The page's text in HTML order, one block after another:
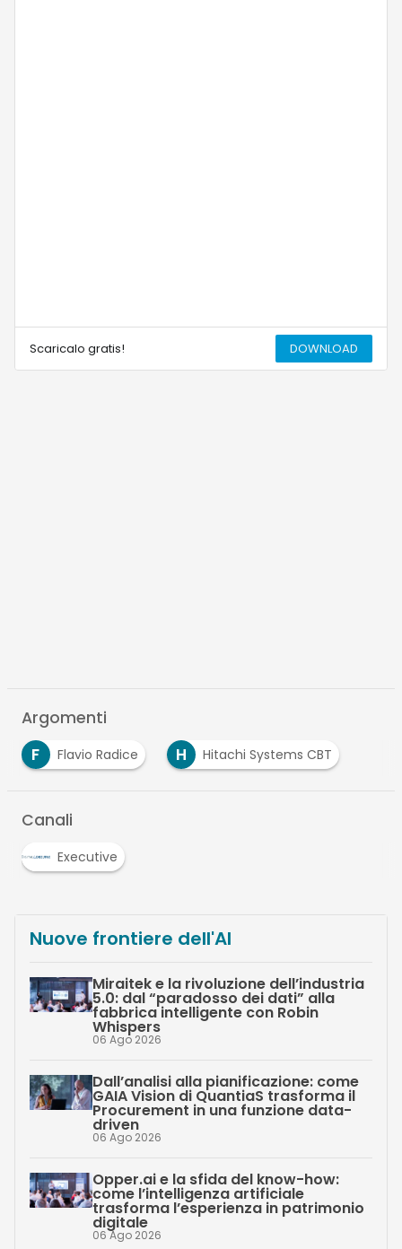
Scaricalo gratis! DOWNLOAD
Argomenti
F
Flavio Radice H Hitachi Systems CBT
Canali
Executive
Nuove frontiere dell'AI
Miraitek e la rivoluzione dell’industria
5.0: dal “paradosso dei dati” alla
fabbrica intelligente con Robin
Whispers
06 Ago 2026
Dall’analisi alla pianificazione: come
GAIA Vision di QuantiaS trasforma il
Procurement in una funzione data-
driven
06 Ago 2026
Opper.ai e la sfida del know-how:
come l’intelligenza artificiale
trasforma l’esperienza in patrimonio
digitale
06 Ago 2026